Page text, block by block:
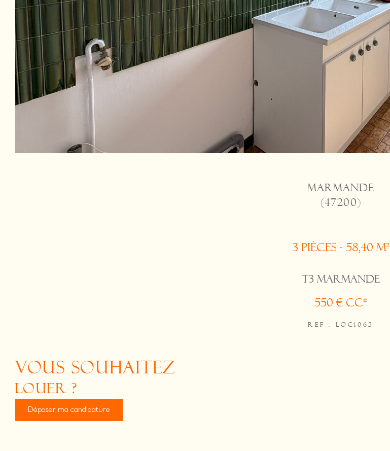
MARMANDE
(47200)
3 pièces - 58,40 m²
T3 MARMANDE
550 € CC*
REF : LOC1065
vous souhaitez
louer ?
Déposer ma candidature